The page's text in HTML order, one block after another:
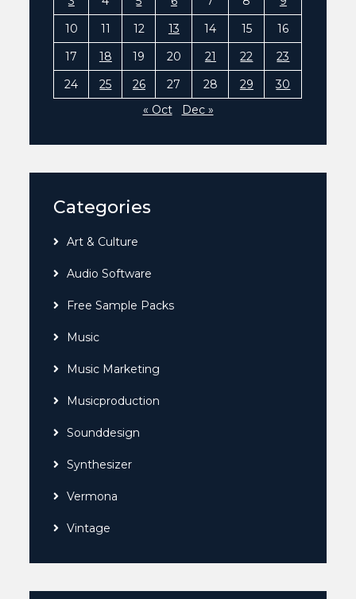
10
11 12 13 14 15
16
17
18 19 20 21 22
23
24
25 26 27 28 29
30
« Oct
Dec »
Categories
Art & Culture
Audio Software
Free Sample Packs
Music
Music Marketing
Musicproduction
Sounddesign
Synthesizer
Vermona
Vintage